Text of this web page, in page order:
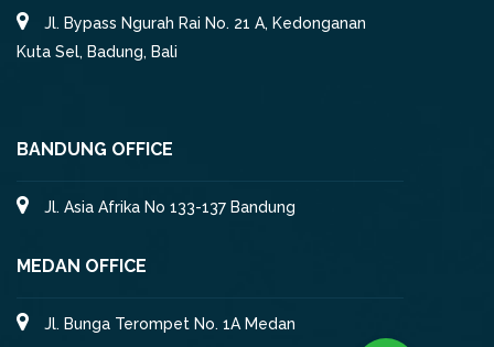
Jl. Bypass Ngurah Rai No. 21 A, Kedonganan
Kuta Sel, Badung, Bali
BANDUNG OFFICE
Jl. Asia Afrika No 133-137 Bandung
MEDAN OFFICE
Jl. Bunga Terompet No. 1A Medan